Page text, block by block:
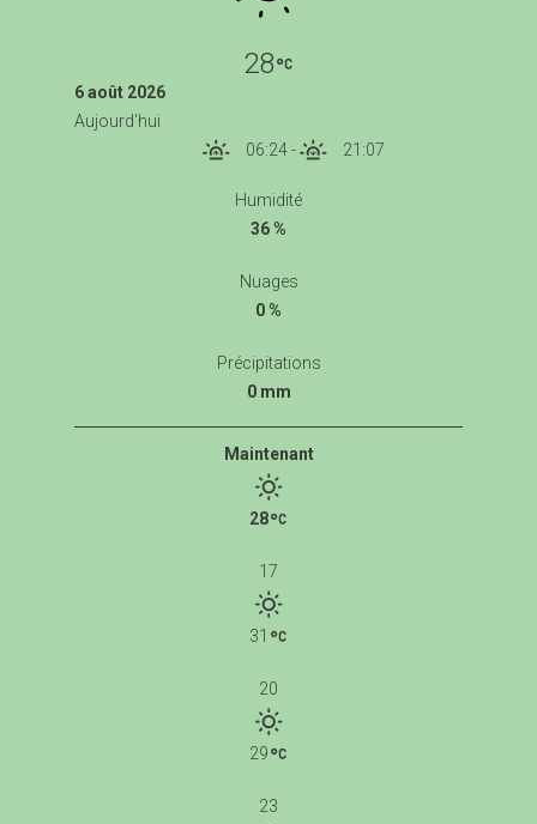
28
6 août 2026
Aujourd'hui
06:24- 21:07
Humidité
36 %
Nuages
0 %
Précipitations
0 mm
Maintenant
28
17
31
20
29
23